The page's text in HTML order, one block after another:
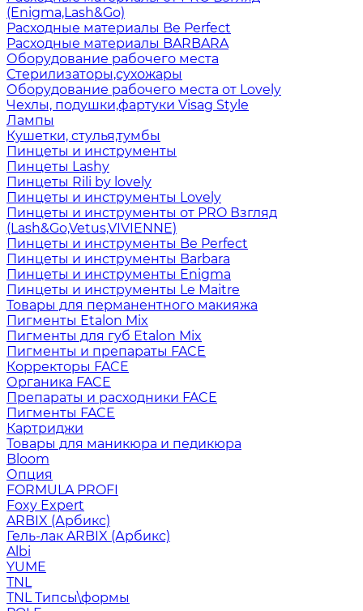
(Enigma,Lash&Go)
Расходные материалы Be Perfect
Расходные материалы BARBARA
Оборудование рабочего места
Стерилизаторы,сухожары
Оборудование рабочего места от Lovely
Чехлы, подушки,фартуки Visag Style
Лампы
Кушетки, стулья,тумбы
Пинцеты и инструменты
Пинцеты Lashy
Пинцеты Rili by lovely
Пинцеты и инструменты Lovely
Пинцеты и инструменты от PRO Взгляд
(Lash&Go,Vetus,VIVIENNE)
Пинцеты и инструменты Be Perfect
Пинцеты и инструменты Barbara
Пинцеты и инструменты Enigma
Пинцеты и инструменты Le Maitre
Товары для перманентного макияжа
Пигменты Etalon Mix
Пигменты для губ Etalon Mix
Пигменты и препараты FACE
Корректоры FACE
Органика FACE
Препараты и расходники FACE
Пигменты FACE
Картриджи
Товары для маникюра и педикюра
Bloom
Опция
FORMULA PROFI
Foxy Expert
ARBIX (Арбикс)
Гель-лак ARBIX (Арбикс)
Albi
YUME
TNL
TNL Типсы\формы